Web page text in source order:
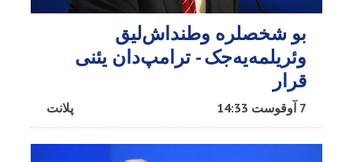
بو شخصلره وطنداش‌لیق
وئریلمه‌یه‌جک - ترامپ‌دان یئنی
قرار
پلانت 7 آوقوست 14:33